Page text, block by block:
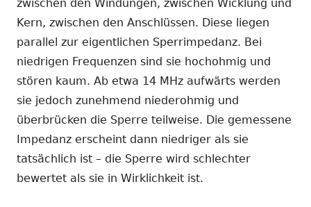
zwischen den Windungen, zwischen Wicklung und
Kern, zwischen den Anschlüssen. Diese liegen
parallel zur eigentlichen Sperrimpedanz. Bei
niedrigen Frequenzen sind sie hochohmig und
stören kaum. Ab etwa 14 MHz aufwärts werden
sie jedoch zunehmend niederohmig und
überbrücken die Sperre teilweise. Die gemessene
Impedanz erscheint dann niedriger als sie
tatsächlich ist – die Sperre wird schlechter
bewertet als sie in Wirklichkeit ist.